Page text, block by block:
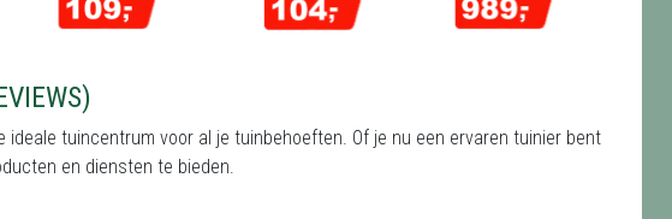
ideale tuincentrum voor al je tuinbehoeften. Of je nu een ervaren tuinier bent
en diensten te bieden.